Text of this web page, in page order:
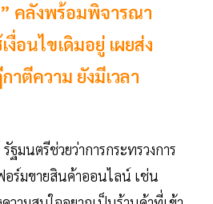
คลังพร้อมพิจารณา
อนไขเดิมอยู่ เผยส่ง
าตีความ ยังมีเวลา
มนตรีช่วยว่าการกระทรวงการ
อร์มขายสินค้าออนไลน์ เช่น